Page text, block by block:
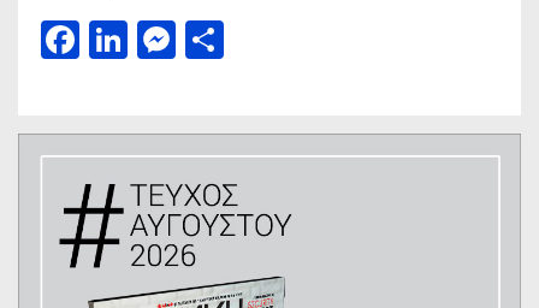
Facebook
LinkedIn
Messenger